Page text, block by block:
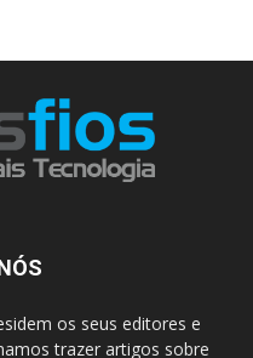
os seus editores e
trazer artigos sobre